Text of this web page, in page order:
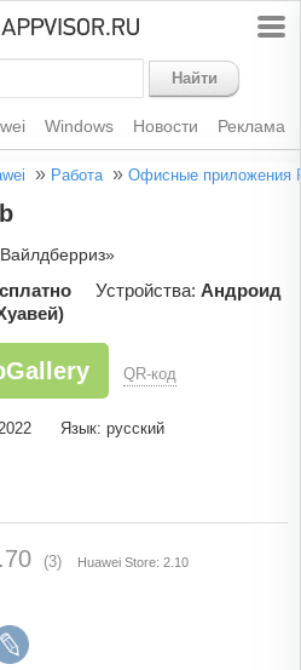
Найти
Windows Новости Реклама
» Работа » Офисные приложения
Устройства: Андроид
QR-код
Язык: русский
(3) Huawei Store: 2.10